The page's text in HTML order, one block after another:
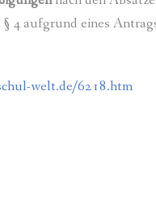
4 aufgrund eines
welt.de/6218.htm